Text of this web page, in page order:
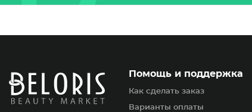
Помощь и поддержка
Как сделать заказ
Варианты оплаты